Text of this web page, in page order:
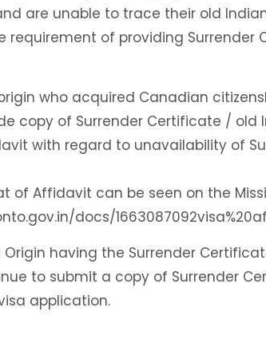
are unable to trace their old
requirement of providing
who acquired Canadian
copy of Surrender Certificate / old
with regard to unavailability of
of Affidavit can be seen on the
docs/
Origin having the Surrender
to submit a copy of Surrender
application.